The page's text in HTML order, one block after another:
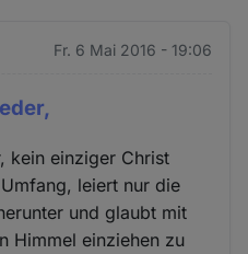
Fr. 6 Mai 2016 - 19:06
kein einziger Christ
leiert nur die
und glaubt mit
Himmel einziehen zu